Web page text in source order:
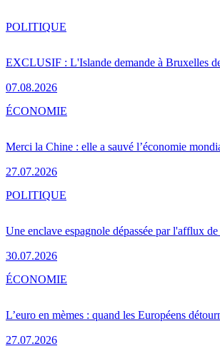
EXCLUSIF : L'Islande demande à Bruxelles
07.08.2026
POLITIQUE
Merci la Chine : elle a sauvé l’économie
27.07.2026
ÉCONOMIE
Une enclave espagnole dépassée par l'afflux
30.07.2026
POLITIQUE
L’euro en mèmes : quand les Européens
27.07.2026
ÉCONOMIE